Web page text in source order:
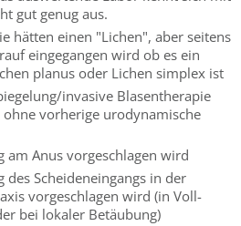
gut genug aus.
hätten einen "Lichen", aber seitens
eingegangen wird ob es ein
planus oder Lichen simplex ist
invasive Blasentherapie
vorherige urodynamische
am Anus vorgeschlagen wird
des Scheideneingangs in der
vorgeschlagen wird (in Voll-
bei lokaler Betäubung)